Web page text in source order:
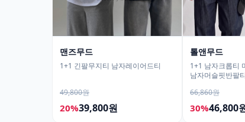
맨즈무드
1+1 긴팔무지티 남자레이어드티
49,800원
20%39,800원
톨앤무드
1+1 남자크롭티
남자머슬핏반팔티
66,860원
30%46,800